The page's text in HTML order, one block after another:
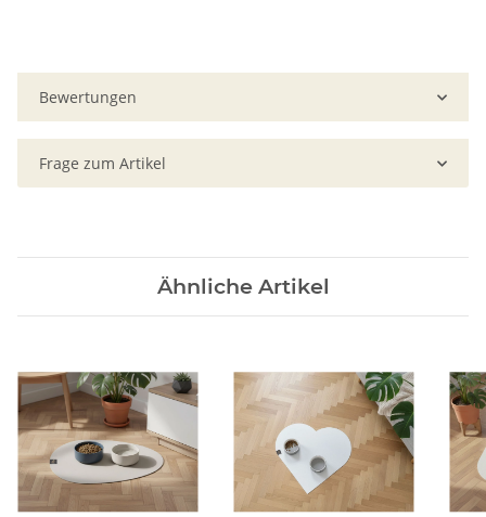
Bewertungen
Frage zum Artikel
Ähnliche Artikel